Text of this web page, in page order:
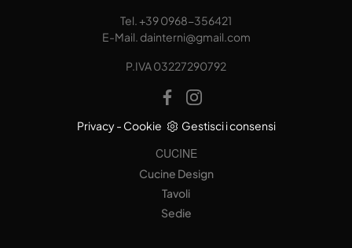
Tel.+39 0968-356421
E-Mail. dainterni@gmail.com
P.IVA 03227290792
Privacy- Cookie Gestisci i consensi
CUCINE
Cucine Design
Tavoli
Sedie